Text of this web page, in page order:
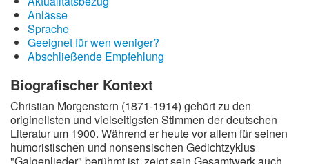
Anlässe
Sprache
Geeignet für wen weniger?
Abschließende Empfehlung
Biografischer Kontext
Christian Morgenstern (1871-1914) gehört zu den
originellsten und vielseitigsten Stimmen der deutschen
Literatur um 1900. Während er heute vor allem für seinen
humoristischen und nonsensischen Gedichtzyklus